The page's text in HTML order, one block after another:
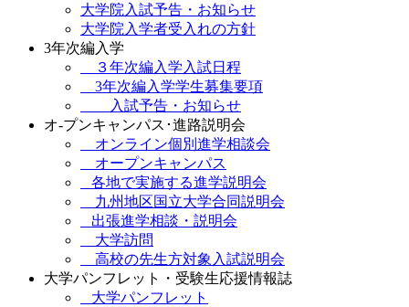
大学院入試予告・お知らせ
大学院入学者受入れの方針
3年次編入学
３年次編入学入試日程
3年次編入学学生募集要項
入試予告・お知らせ
オ-プンキャンパス･進路説明会
オンライン個別進学相談会
オープンキャンパス
各地で実施する進学説明会
九州地区国立大学合同説明会
出張進学相談・説明会
大学訪問
高校の先生方対象入試説明会
大学パンフレット・受験生応援情報誌
大学パンフレット